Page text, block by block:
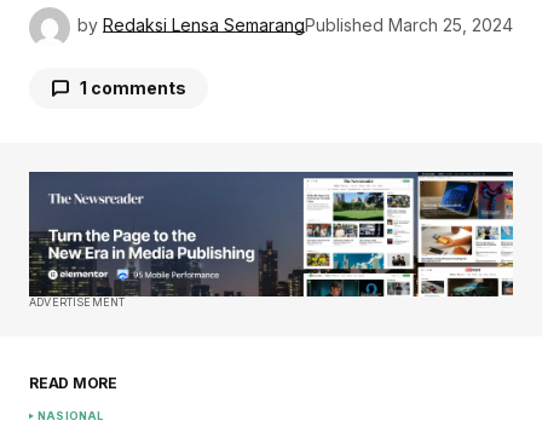
by Redaksi Lensa SemarangPublished March 25, 2024
1 comments
Sosok Pemimpin Ingin Dekat Rakyatnya
ADVERTISEMENT
READ MORE
NASIONAL